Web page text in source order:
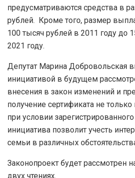
предусматриваются средства в
рублей. Кроме того, размер
100 тысяч рублей в 2011 году до
2021 году.
Депутат Марина Добровольская
инициативой в будущем
внесения в закон изменений и
получение сертификата не только
при условии
инициатива позволит учесть
семьи в различных
Законопроект будет рассмотрен
двух чтениях.